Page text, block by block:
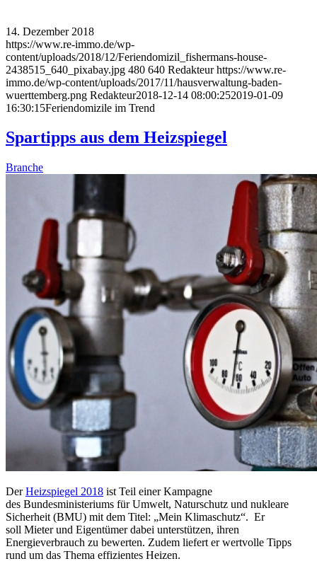
14. Dezember 2018
https://www.re-immo.de/wp-
content/uploads/2018/12/Feriendomizil_fishermans-house-
2438515_640_pixabay.jpg 480 640 Redakteur https://www.re-
immo.de/wp-content/uploads/2017/11/hausverwaltung-baden-
wuerttemberg.png Redakteur2018-12-14 08:00:252019-01-09
16:30:15Feriendomizile im Trend
Spartipps aus dem Heizspiegel
Branche
DerHeizspiegel 2018 ist Teil einer Kampagne
des Bundesministeriums für Umwelt, Naturschutz und nukleare
Sicherheit (BMU) mit dem Titel: „Mein Klimaschutz“. Er
soll Mieter und Eigentümer dabei unterstützen, ihren
Energieverbrauch zu bewerten. Zudem liefert er wertvolle Tipps
rund um das Thema effizientes Heizen.